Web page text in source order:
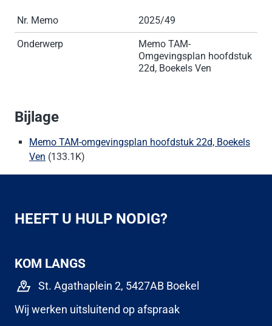
Nr. Memo 2025/49
Onderwerp
Memo TAM-
Omgevingsplan hoofdstuk
22d, Boekels Ven
Bijlage
Memo TAM-omgevingsplan hoofdstuk 22d, Boekels
Ven (133.1K)
HEEFT U HULP NODIG?
KOM LANGS
St. Agathaplein 2, 5427AB Boekel
Wij werken uitsluitend op afspraak